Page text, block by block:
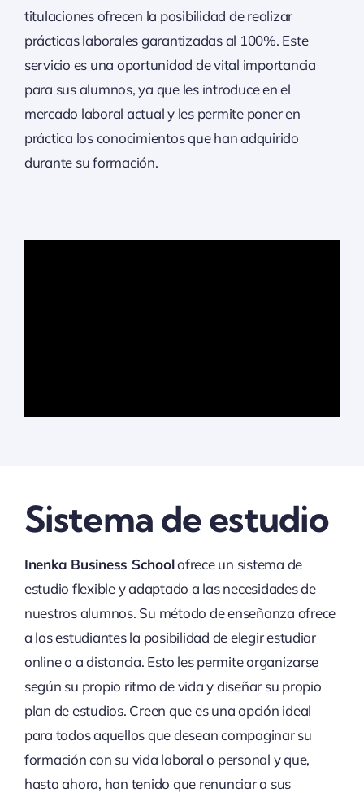
titulaciones ofrecen la posibilidad de realizar
prácticas laborales garantizadas al 100%. Este
servicio es una oportunidad de vital importancia
para sus alumnos, ya que les introduce en el
mercado laboral actual y les permite poner en
práctica los conocimientos que han adquirido
durante su formación.
Sistema de estudio
Inenka Business Schoolofrece un sistema de
estudio flexible y adaptado a las necesidades de
nuestros alumnos. Su método de enseñanza ofrece
a los estudiantes la posibilidad de elegir estudiar
online o a distancia. Esto les permite organizarse
según su propio ritmo de vida y diseñar su propio
plan de estudios. Creen que es una opción ideal
para todos aquellos que desean compaginar su
formación con su vida laboral o personal y que,
hasta ahora, han tenido que renunciar a sus